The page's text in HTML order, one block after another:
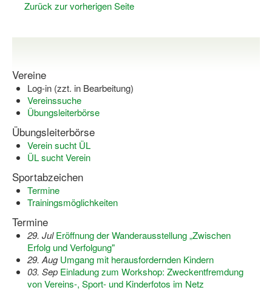
Bewegt GESUND bleiben in NRW!
Aktionen zu "Bewegt Älter werden" / "Bewegt gesund
Bewegungsmodel
SSB-Sport
Koronarsport
Seniorensport
Wassergymnastik / Aqua-Step
Reha-Sportangebote in NRW suchen
Zurück zur vorherigen Seite
Vereine
Log-in (zzt. in Bearbeitung)
Vereinssuche
Übungsleiterbörse
Übungsleiterbörse
Verein sucht ÜL
ÜL sucht Verein
Sportabzeichen
Termine
Trainingsmöglichkeiten
Termine
29. Jul Eröffnung der Wanderausstellung „Zwischen
Erfolg und Verfolgung"
29. Aug Umgang mit herausfordernden Kindern
03. Sep Einladung zum Workshop: Zweckentfremdung
von Vereins-, Sport- und Kinderfotos im Netz